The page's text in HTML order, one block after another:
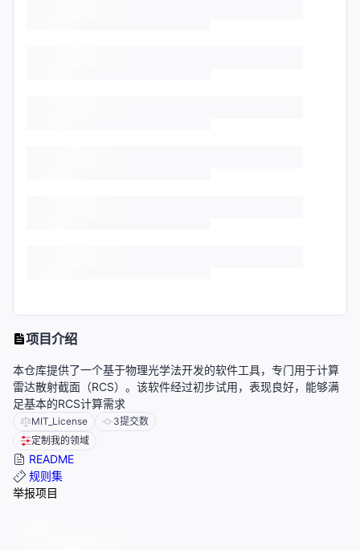
项目介绍
本仓库提供了一个基于物理光学法开发的软件工具，专门用于计算
雷达散射截面（RCS）。该软件经过初步试用，表现良好，能够满
足基本的RCS计算需求
MIT_License 3提交数
定制我的领域
README
规则集
举报项目